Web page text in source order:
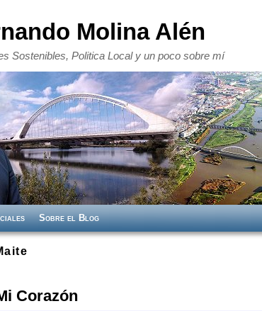
Molina Alén
Sostenibles, Politica Local y un poco sobre mí
Sobre el Blog
Corazón